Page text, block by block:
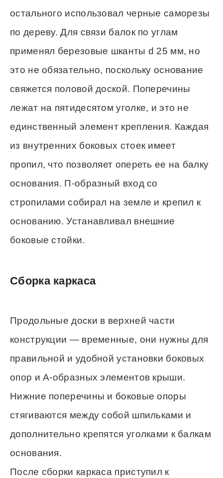
остального использовал черные саморезы
по дереву. Для связи балок по углам
применял березовые шканты d 25 мм, но
это не обязательно, поскольку основание
свяжется половой доской. Поперечины
лежат на пятидесятом уголке, и это не
единственный элемент крепления. Каждая
из внутренних боковых стоек имеет
пропил, что позволяет опереть ее на балку
основания. П-образный вход со
стропилами собирал на земле и крепил к
основанию. Устанавливал внешние
боковые стойки.
Сборка каркаса
Продольные доски в верхней части
конструкции — временные, они нужны для
правильной и удобной установки боковых
опор и А-образных элементов крыши.
Нижние поперечины и боковые опоры
стягиваются между собой шпильками и
дополнительно крепятся уголками к балкам
основания.
После сборки каркаса приступил к